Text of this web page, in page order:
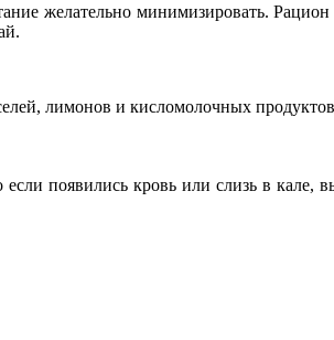
желательно минимизировать.
лимонов и кисломолочных
появились кровь или слизь в